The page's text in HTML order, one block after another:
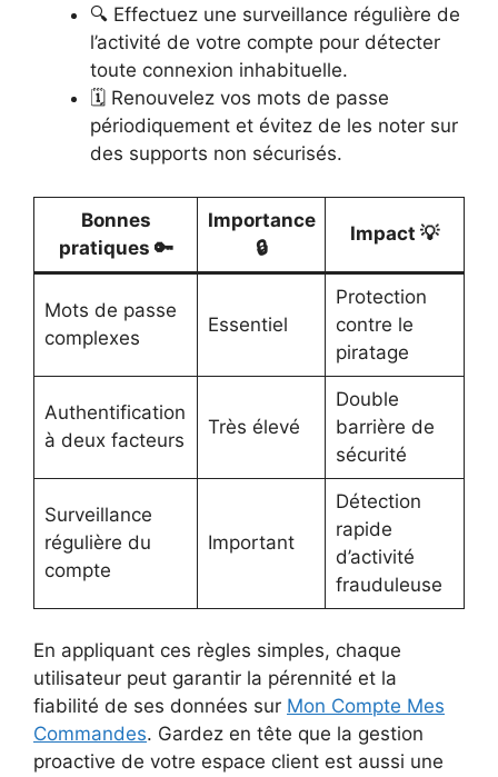
🔍 Effectuez une surveillance régulière de
l’activité de votre compte pour détecter
toute connexion inhabituelle.
🗓️ Renouvelez vos mots de passe
périodiquement et évitez de les noter sur
des supports non sécurisés.
Bonnes
pratiques 🔑
Importance
🔒
Impact 💡
Mots de passe
complexes
Essentiel
Protection
contre le
piratage
Authentification
à deux facteurs
Très élevé
Double
barrière de
sécurité
Surveillance
régulière du
compte
Important
Détection
rapide
d’activité
frauduleuse
En appliquant ces règles simples, chaque
utilisateur peut garantir la pérennité et la
fiabilité de ses données sur Mon Compte Mes
Commandes. Gardez en tête que la gestion
proactive de votre espace client est aussi une